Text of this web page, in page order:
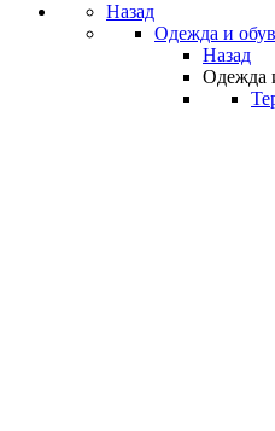
Назад
Одежда и
Назад
Одежда